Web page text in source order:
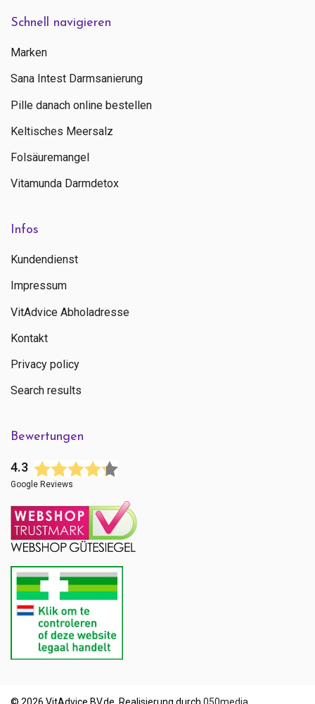
Schnell navigieren
Marken
Sana Intest Darmsanierung
Pille danach online bestellen
Keltisches Meersalz
Folsäuremangel
Vitamunda Darmdetox
Infos
Kundendienst
Impressum
VitAdvice Abholadresse
Kontakt
Privacy policy
Search results
Bewertungen
4.3
Google Reviews